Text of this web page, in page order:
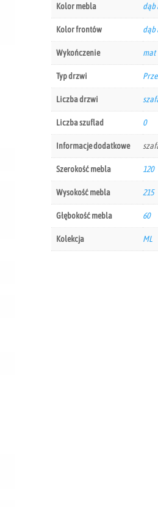
Kolor mebla dąb
Kolor frontów dąb
Wykończenie mat
Typ drzwi
Liczba drzwi
Liczba szuflad 0
Informacje dodatkowe
Szerokość mebla 120
Wysokość mebla 215
Głębokość mebla 60
Kolekcja ML